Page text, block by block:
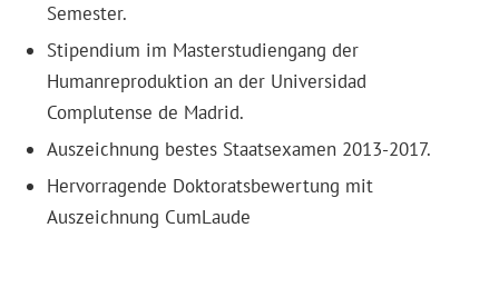
Semester.
Stipendium im Masterstudiengang der
Humanreproduktion an der Universidad
Complutense de Madrid.
Auszeichnung bestes Staatsexamen 2013-2017.
Hervorragende Doktoratsbewertung mit
Auszeichnung CumLaude